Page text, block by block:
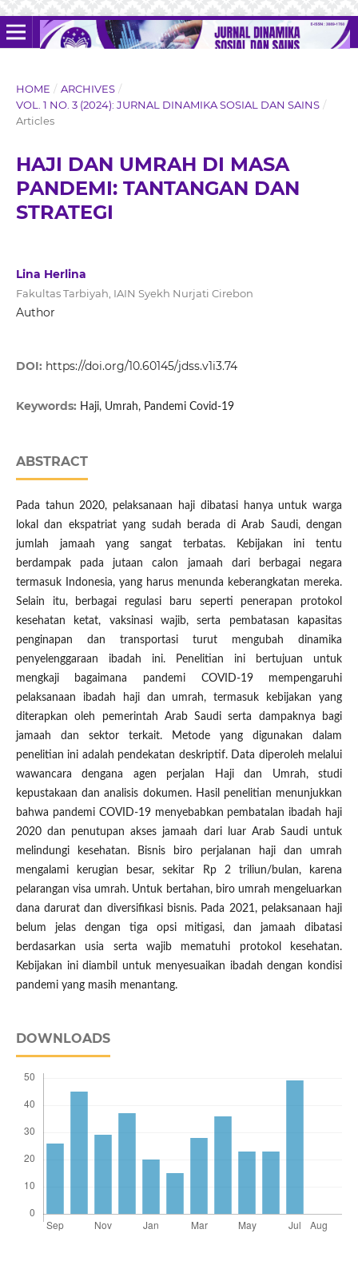
HOME / ARCHIVES /
VOL. 1 NO. 3 (2024): JURNAL DINAMIKA SOSIAL DAN SAINS /
Articles
HAJI DAN UMRAH DI MASA
PANDEMI: TANTANGAN DAN
STRATEGI
Lina Herlina
Fakultas Tarbiyah, IAIN Syekh Nurjati Cirebon
Author
DOI: https://doi.org/10.60145/jdss.v1i3.74
Keywords: Haji, Umrah, Pandemi Covid-19
ABSTRACT
Pada tahun 2020, pelaksanaan haji dibatasi hanya untuk warga
lokal dan ekspatriat yang sudah berada di Arab Saudi, dengan
jumlah jamaah yang sangat terbatas. Kebijakan ini tentu
berdampak pada jutaan calon jamaah dari berbagai negara
termasuk Indonesia, yang harus menunda keberangkatan mereka.
Selain itu, berbagai regulasi baru seperti penerapan protokol
kesehatan ketat, vaksinasi wajib, serta pembatasan kapasitas
penginapan dan transportasi turut mengubah dinamika
penyelenggaraan ibadah ini. Penelitian ini bertujuan untuk
mengkaji bagaimana pandemi COVID-19 mempengaruhi
pelaksanaan ibadah haji dan umrah, termasuk kebijakan yang
diterapkan oleh pemerintah Arab Saudi serta dampaknya bagi
jamaah dan sektor terkait. Metode yang digunakan dalam
penelitian ini adalah pendekatan deskriptif. Data diperoleh melalui
wawancara dengana agen perjalan Haji dan Umrah, studi
kepustakaan dan analisis dokumen. Hasil penelitian menunjukkan
bahwa pandemi COVID-19 menyebabkan pembatalan ibadah haji
2020 dan penutupan akses jamaah dari luar Arab Saudi untuk
melindungi kesehatan. Bisnis biro perjalanan haji dan umrah
mengalami kerugian besar, sekitar Rp 2 triliun/bulan, karena
pelarangan visa umrah. Untuk bertahan, biro umrah mengeluarkan
dana darurat dan diversifikasi bisnis. Pada 2021, pelaksanaan haji
belum jelas dengan tiga opsi mitigasi, dan jamaah dibatasi
berdasarkan usia serta wajib mematuhi protokol kesehatan.
Kebijakan ini diambil untuk menyesuaikan ibadah dengan kondisi
pandemi yang masih menantang.
DOWNLOADS